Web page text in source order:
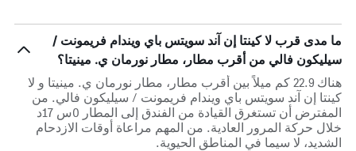
ما مدى قرب لا كينتا إن آند سويتس باي ويندام فريمونت /
سيليكون فالي من أقرب مطار، مطار نورمان ي. مينيتا؟
هناك 22.9 كم ميلاً بين أقرب مطار، مطار نورمان ي. مينيتا و لا
كينتا إن آند سويتس باي ويندام فريمونت / سيليكون فالي. من
المفترض أن تستغرق القيادة من الفندق إلى المطار 0س 17د
خلال حركة المرور العادية. من المهم مراعاة أوقات الازدحام
الشديد، لا سيما في المناطق الحيوية.